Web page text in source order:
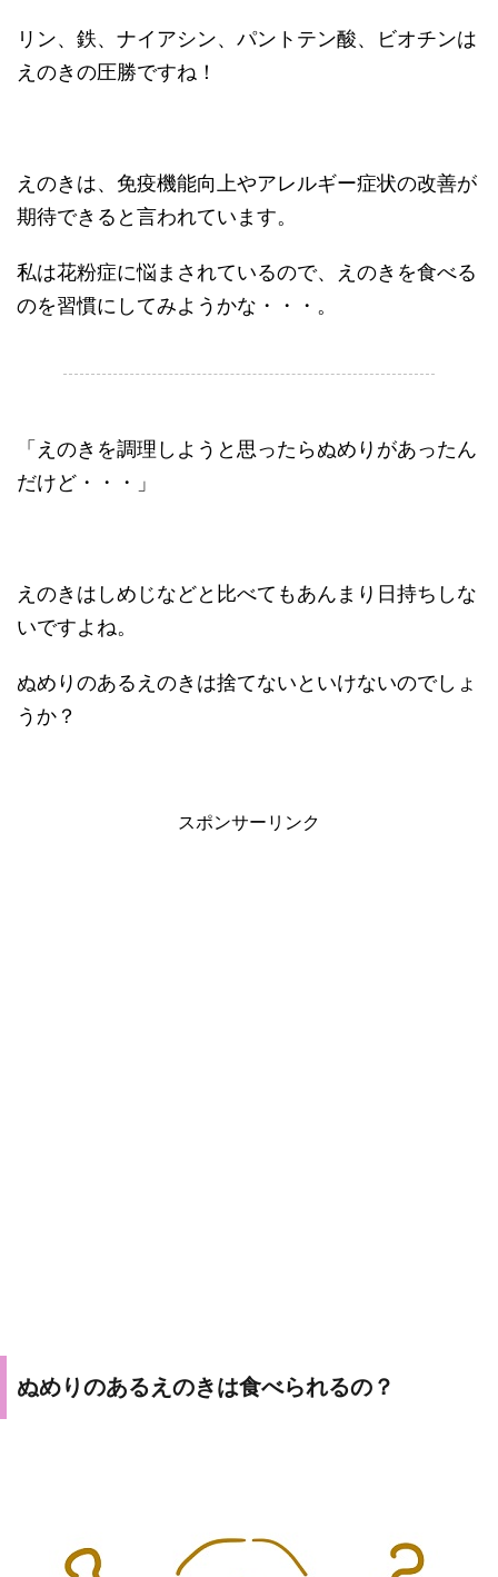
リン、鉄、ナイアシン、パントテン酸、ビオチンは
えのきの圧勝ですね！
えのきは、免疫機能向上やアレルギー症状の改善が
期待できると言われています。
私は花粉症に悩まされているので、えのきを食べる
のを習慣にしてみようかな・・・。
「えのきを調理しようと思ったらぬめりがあったん
だけど・・・」
えのきはしめじなどと比べてもあんまり日持ちしな
いですよね。
ぬめりのあるえのきは捨てないといけないのでしょ
うか？
スポンサーリンク
ぬめりのあるえのきは食べられるの？